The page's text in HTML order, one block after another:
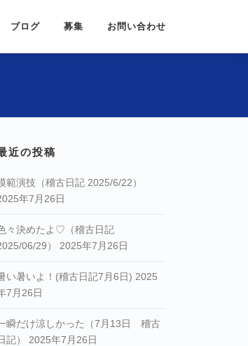
ブログ 募集 お問い合わせ
近の投稿
範演技（稽古日記 2025/6/22）
年7月26日
々決めたよ♡（稽古日記
06/29）
2025年7月26日
い暑いよ！(稽古日記7月6日) 2025
7月26日
瞬だけ涼しかった（7月13日 稽古
記）
2025年7月26日